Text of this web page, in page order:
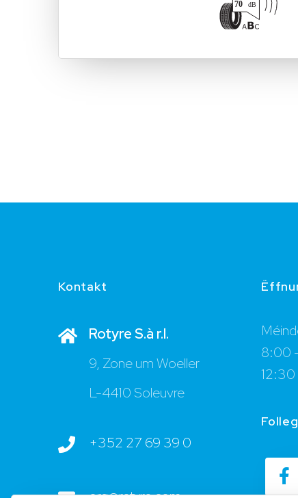
Kontakt
Rotyre S.à r.l.
9, Zone um Woeller
L-4410 Soleuvre
+352 27 69 39 0
8:00